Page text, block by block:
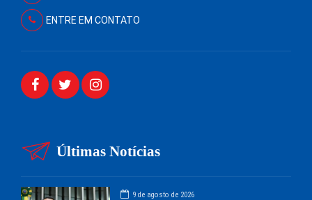
ENTRE EM CONTATO
Últimas Notícias
9 de agosto de 2026